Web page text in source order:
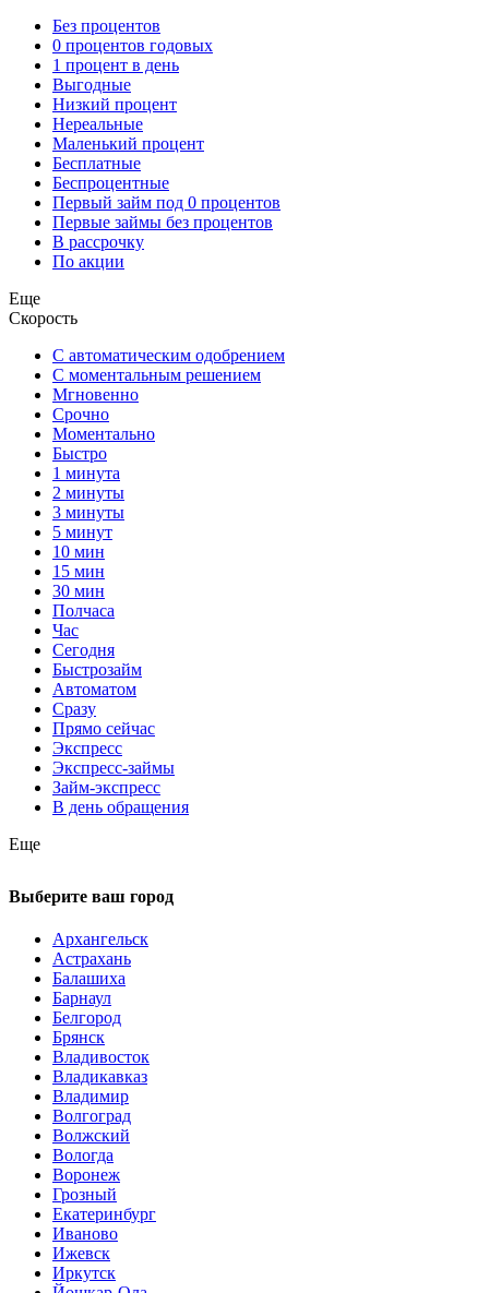
Без процентов
0 процентов годовых
1 процент в день
Выгодные
Низкий процент
Нереальные
Маленький процент
Бесплатные
Беспроцентные
Первый займ под 0 процентов
Первые займы без процентов
В рассрочку
По акции
Еще
Скорость
С автоматическим одобрением
С моментальным решением
Мгновенно
Срочно
Моментально
Быстро
1 минута
2 минуты
3 минуты
5 минут
10 мин
15 мин
30 мин
Полчаса
Час
Сегодня
Быстрозайм
Автоматом
Сразу
Прямо сейчас
Экспресс
Экспресс-займы
Займ-экспресс
В день обращения
Еще
Выберите ваш город
Архангельск
Астрахань
Балашиха
Барнаул
Белгород
Брянск
Владивосток
Владикавказ
Владимир
Волгоград
Волжский
Вологда
Воронеж
Грозный
Екатеринбург
Иваново
Ижевск
Иркутск